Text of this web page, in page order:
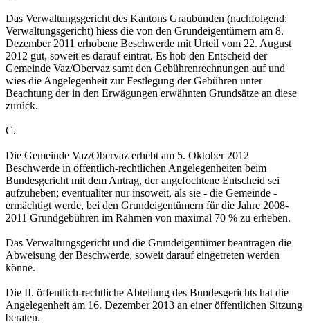
Das Verwaltungsgericht des Kantons Graubünden (nachfolgend:
Verwaltungsgericht) hiess die von den Grundeigentümern am 8.
Dezember 2011 erhobene Beschwerde mit Urteil vom 22. August
2012 gut, soweit es darauf eintrat. Es hob den Entscheid der
Gemeinde Vaz/Obervaz samt den Gebührenrechnungen auf und
wies die Angelegenheit zur Festlegung der Gebühren unter
Beachtung der in den Erwägungen erwähnten Grundsätze an diese
zurück.
C.
Die Gemeinde Vaz/Obervaz erhebt am 5. Oktober 2012
Beschwerde in öffentlich-rechtlichen Angelegenheiten beim
Bundesgericht mit dem Antrag, der angefochtene Entscheid sei
aufzuheben; eventualiter nur insoweit, als sie - die Gemeinde -
ermächtigt werde, bei den Grundeigentümern für die Jahre 2008-
2011 Grundgebühren im Rahmen von maximal 70 % zu erheben.
Das Verwaltungsgericht und die Grundeigentümer beantragen die
Abweisung der Beschwerde, soweit darauf eingetreten werden
könne.
Die II. öffentlich-rechtliche Abteilung des Bundesgerichts hat die
Angelegenheit am 16. Dezember 2013 an einer öffentlichen Sitzung
beraten.